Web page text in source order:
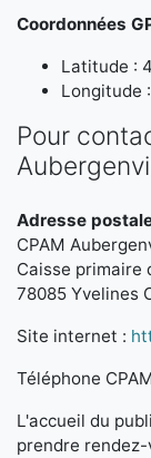
Coordonnées
Latitude :
Longitude
Pour
Adresse
CPAM
Caisse primaire
78085 Yvelines
Site internet :
Téléphone
L'accueil du
prendre